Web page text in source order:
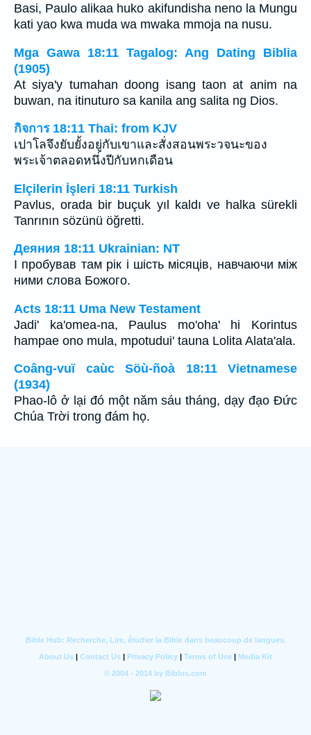
Basi, Paulo alikaa huko akifundisha neno la Mungu
kati yao kwa muda wa mwaka mmoja na nusu.
Mga Gawa 18:11 Tagalog: Ang Dating Biblia
(1905)
At siya'y tumahan doong isang taon at anim na
buwan, na itinuturo sa kanila ang salita ng Dios.
กิจการ 18:11 Thai: from KJV
เปาโลจึงยับยั้งอยู่กับเขาและสั่งสอนพระวจนะของ
พระเจ้าตลอดหนึ่งปีกับหกเดือน
Elçilerin İşleri 18:11 Turkish
Pavlus, orada bir buçuk yıl kaldı ve halka sürekli
Tanrının sözünü öğretti.
Деяния 18:11 Ukrainian: NT
І пробував там рік і шість місяців, навчаючи між
ними слова Божого.
Acts 18:11 Uma New Testament
Jadi' ka'omea-na, Paulus mo'oha' hi Korintus
hampae ono mula, mpotudui' tauna Lolita Alata'ala.
Coâng-vuï caùc Söù-ñoà 18:11 Vietnamese
(1934)
Phao-lô ở lại đó một năm sáu tháng, dạy đạo Ðức
Chúa Trời trong đám họ.